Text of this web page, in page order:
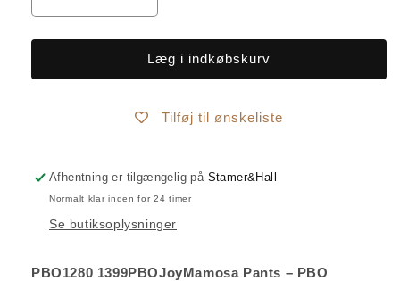
antallet
for
MAMOSA
antallet
for
JOY
MAMOSA
-
Læg i indkøbskurv
Tilføj til ønskeliste
Afhentning er tilgængelig på Stamer&Hall
Normalt klar inden for 24 timer
Se butiksoplysninger
PBO1280 1399PBOJoyMamosa Pants – PBO